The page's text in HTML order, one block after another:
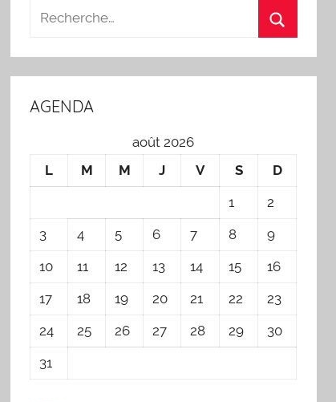
AGENDA
août 2026
L
M M J V S
D
1
2
3
4 5 6 7 8
9
10
11 12 13 14 15
16
17
18 19 20 21 22
23
24
25 26 27 28 29
30
31